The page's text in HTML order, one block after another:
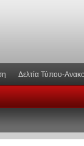
Δελτία Τύπου-